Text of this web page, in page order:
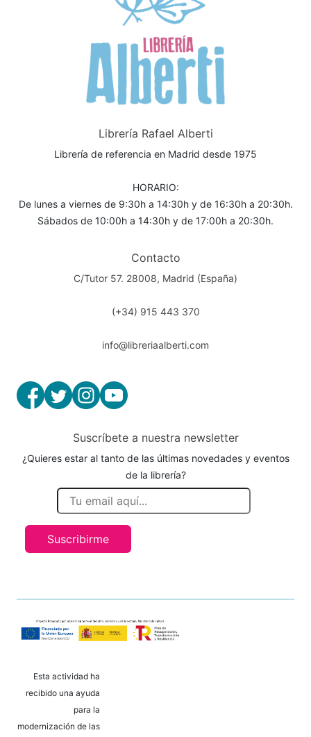
Librería Rafael Alberti
Librería de referencia en Madrid desde 1975
HORARIO:
De lunes a viernes de 9:30h a 14:30h y de 16:30h a 20:30h.
Sábados de 10:00h a 14:30h y de 17:00h a 20:30h.
Contacto
C/Tutor 57. 28008, Madrid (España)
(+34) 915 443 370
info@libreriaalberti.com
Suscríbete a nuestra newsletter
¿Quieres estar al tanto de las últimas novedades y eventos
de la librería?
Suscribirme
Esta actividad ha
recibido una ayuda
para la
modernización de las